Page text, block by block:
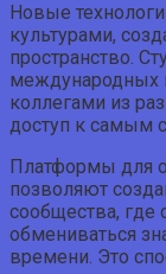
Новые
культурами,
пространство.
международных
коллегами из
доступ к самым
Платформы для
позволяют
сообщества, где
обмениваться
времени. Это